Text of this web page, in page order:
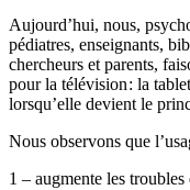
Aujourd’hui, nous,
pédiatres, enseignants,
chercheurs et parents,
pour la télévision : la
lorsqu’elle devient le
Nous observons que
1 – augmente les troubles